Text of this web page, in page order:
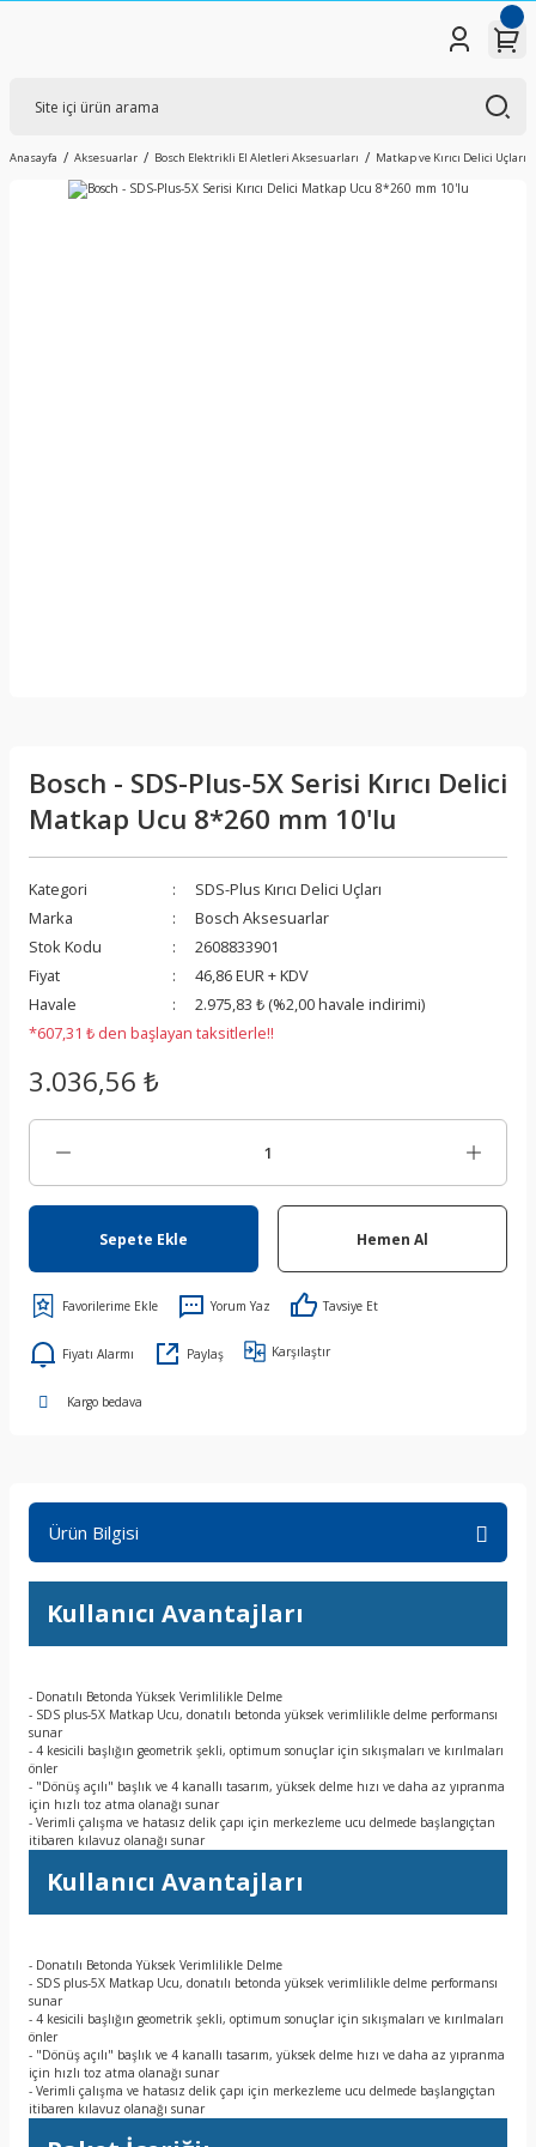
Anasayfa Aksesuarlar Bosch Elektrikli El Aletleri Aksesuarları Matkap ve Kırıcı Delici Uçları
Bosch - SDS-Plus-5X Serisi Kırıcı Delici
Matkap Ucu 8*260 mm 10'lu
Kategori
SDS-Plus Kırıcı Delici Uçları
Marka
Bosch Aksesuarlar
Stok Kodu
2608833901
Fiyat
46,86 EUR + KDV
Havale
2.975,83 ₺ (%2,00 havale indirimi)
*607,31 ₺ den başlayan taksitlerle!!
3.036,56 ₺
Sepete Ekle Hemen Al
Yorum Yaz Tavsiye Et
Fiyatı Alarmı Paylaş Karşılaştır
Kargo bedava
Ürün Bilgisi
Kullanıcı Avantajları
- Donatılı Betonda Yüksek Verimlilikle Delme
- SDS plus-5X Matkap Ucu, donatılı betonda yüksek verimlilikle delme performansı
sunar
- 4 kesicili başlığın geometrik şekli, optimum sonuçlar için sıkışmaları ve kırılmaları
önler
- "Dönüş açılı" başlık ve 4 kanallı tasarım, yüksek delme hızı ve daha az yıpranma
için hızlı toz atma olanağı sunar
- Verimli çalışma ve hatasız delik çapı için merkezleme ucu delmede başlangıçtan
itibaren kılavuz olanağı sunar
Kullanıcı Avantajları
- Donatılı Betonda Yüksek Verimlilikle Delme
- SDS plus-5X Matkap Ucu, donatılı betonda yüksek verimlilikle delme performansı
sunar
- 4 kesicili başlığın geometrik şekli, optimum sonuçlar için sıkışmaları ve kırılmaları
önler
- "Dönüş açılı" başlık ve 4 kanallı tasarım, yüksek delme hızı ve daha az yıpranma
için hızlı toz atma olanağı sunar
- Verimli çalışma ve hatasız delik çapı için merkezleme ucu delmede başlangıçtan
itibaren kılavuz olanağı sunar